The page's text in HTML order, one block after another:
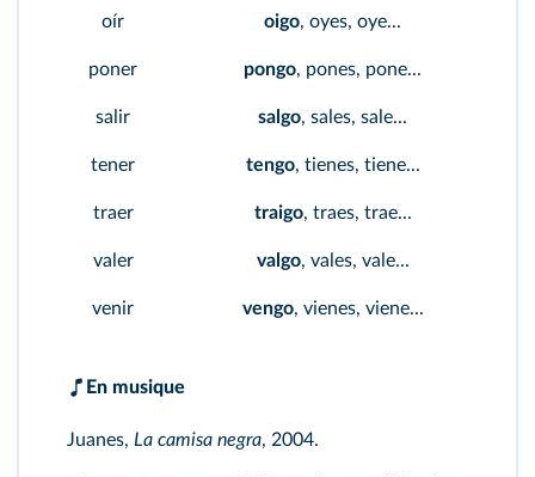
oír oigo, oyes, oye...
poner pongo, pones, pone...
salir salgo, sales, sale...
tener tengo, tienes, tiene...
traer traigo, traes, trae...
valer valgo, vales, vale...
venir vengo, vienes, viene...
En musique
Juanes, La camisa negra, 2004.